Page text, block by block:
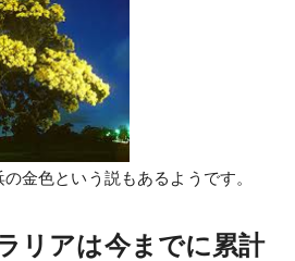
金色という説もあるようです。
リアは今までに累計